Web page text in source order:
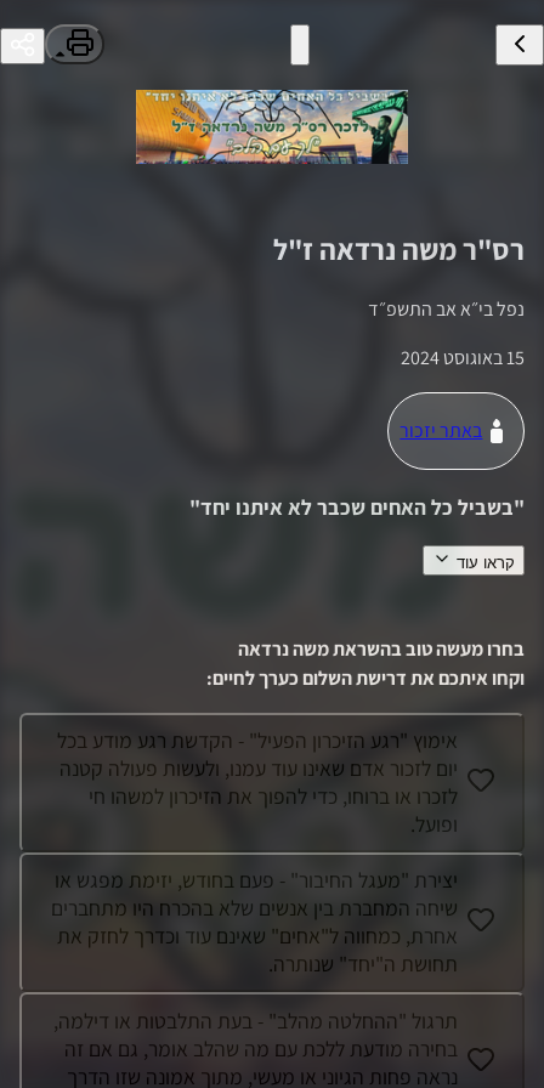
רס"רמשה נרדאה ז"ל
נפל בי״א אב התשפ״ד
15 באוגוסט 2024
באתר יזכור
"בשביל כל האחים שכבר לא איתנו יחד"
"לך עם הלב". משה נהג להדגיש לכולם שהדבר שצריך להוביל את
בסטיקר משה אוהד את מכבי חיפה כל חייו, בסטיקר ניתן לראות
תמונה של משה מחזיק צעיף מטקס...
קראו עוד
בחרו מעשה טוב בהשראתמשה נרדאה
וקחו איתכם את דרישת השלום כערך לחיים:
אימוץ "רגע הזיכרון הפעיל" - הקדשת רגע מודע בכל
יום לזכור אדם שאינו עוד עמנו, ולעשות פעולה קטנה
לזכרו או ברוחו, כדי להפוך את הזיכרון למשהו חי
ופועל.
יצירת "מעגל החיבור" - פעם בחודש, יזימת מפגש או
שיחה המחברת בין אנשים שלא בהכרח היו מתחברים
אחרת, כמחווה ל"אחים" שאינם עוד וכדרך לחזק את
תחושת ה"יחד" שנותרה.
תרגול "ההחלטה מהלב" - בעת התלבטות או דילמה,
בחירה מודעת ללכת עם מה שהלב אומר, גם אם זה
נראה פחות הגיוני או מעשי, מתוך אמונה שזו הדרך